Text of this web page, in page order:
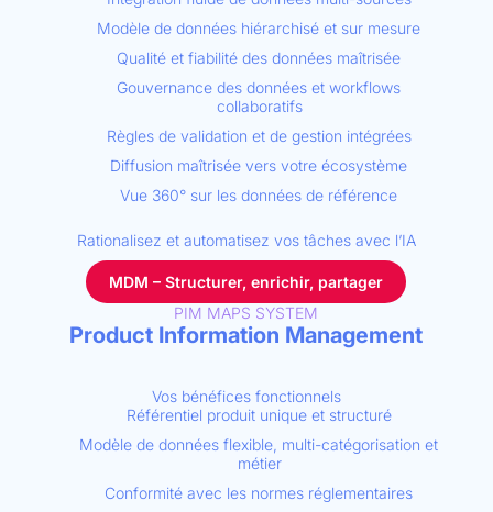
Modèle de données hiérarchisé et sur mesure
Qualité et fiabilité des données maîtrisée
Gouvernance des données et workflows
collaboratifs
Règles de validation et de gestion intégrées
Diffusion maîtrisée vers votre écosystème
Vue 360° sur les données de référence
Rationalisez et automatisez vos tâches avec l’IA
MDM – Structurer, enrichir, partager
PIM MAPS SYSTEM
Product Information Management
Vos bénéfices fonctionnels
Référentiel produit unique et structuré
Modèle de données flexible, multi-catégorisation et
métier
Conformité avec les normes réglementaires